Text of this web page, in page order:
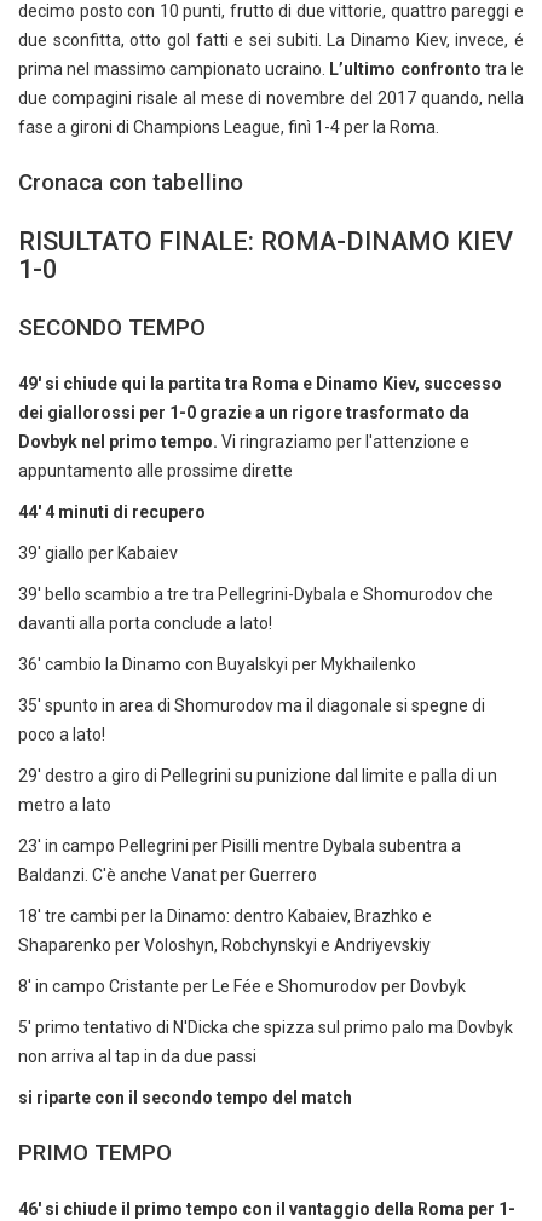
decimo posto con 10 punti, frutto di due vittorie, quattro pareggi e
due sconfitta, otto gol fatti e sei subiti. La Dinamo Kiev, invece, é
prima nel massimo campionato ucraino. L’ultimo confronto tra le
due compagini risale al mese di novembre del 2017 quando, nella
fase a gironi di Champions League, finì 1-4 per la Roma.
Cronaca con tabellino
RISULTATO FINALE: ROMA-DINAMO KIEV
1-0
SECONDO TEMPO
49' si chiude qui la partita tra Roma e Dinamo Kiev, successo
dei giallorossi per 1-0 grazie a un rigore trasformato da
Dovbyk nel primo tempo. Vi ringraziamo per l'attenzione e
appuntamento alle prossime dirette
44' 4 minuti di recupero
39' giallo per Kabaiev
39' bello scambio a tre tra Pellegrini-Dybala e Shomurodov che
davanti alla porta conclude a lato!
36' cambio la Dinamo con Buyalskyi per Mykhailenko
35' spunto in area di Shomurodov ma il diagonale si spegne di
poco a lato!
29' destro a giro di Pellegrini su punizione dal limite e palla di un
metro a lato
23' in campo Pellegrini per Pisilli mentre Dybala subentra a
Baldanzi. C'è anche Vanat per Guerrero
18' tre cambi per la Dinamo: dentro Kabaiev, Brazhko e
Shaparenko per Voloshyn, Robchynskyi e Andriyevskiy
8' in campo Cristante per Le Fée e Shomurodov per Dovbyk
5' primo tentativo di N'Dicka che spizza sul primo palo ma Dovbyk
non arriva al tap in da due passi
si riparte con il secondo tempo del match
PRIMO TEMPO
46' si chiude il primo tempo con il vantaggio della Roma per 1-